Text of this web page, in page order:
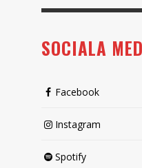
SOCIALA
Facebook
Instagram
Spotify